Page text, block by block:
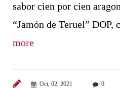
sabor cien por cien
“Jamón de Teruel”
more
Oct, 02, 2021 0